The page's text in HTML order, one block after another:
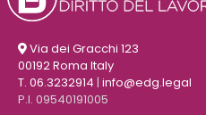
Via dei Gracchi 123
00192 Roma Italy
T. 06.3232914 | info@edg.legal
P.I. 09540191005